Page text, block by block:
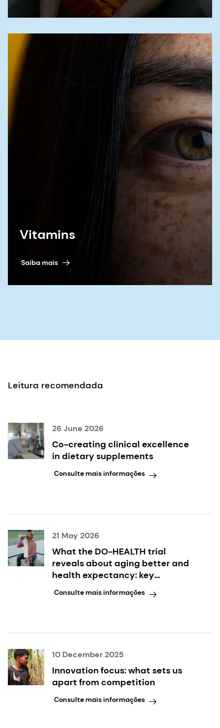
Vitamins
Saiba mais
Leitura recomendada
26 June 2026
Co-creating clinical excellence
in dietary supplements
Consulte mais informações
21 May 2026
What the DO-HEALTH trial
reveals about aging better and
health expectancy: key
takeaways inside
Consulte mais informações
10 December 2025
Innovation focus: what sets us
apart from competition
Consulte mais informações